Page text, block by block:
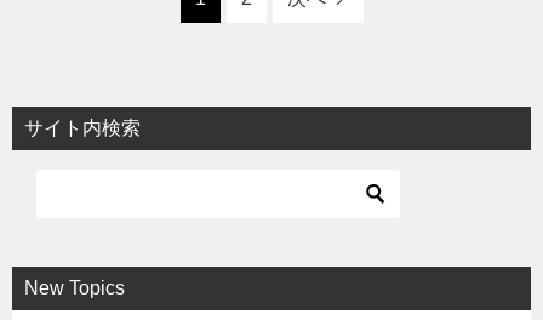
サイト内検索
New Topics